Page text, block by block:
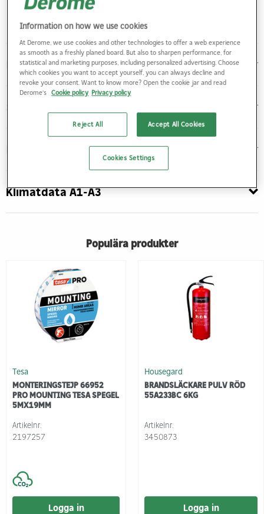
Du behöver vara inloggad för att kunna handla
Produktbeskrivning
Specifikationer
Klimatdata A1-A3
Populära produkter
Tesa
MONTERINGSTEJP 66952
PRO MOUNTING TESA SPEGEL
5MX19MM
Artikelnr.
2197257
Logga in
Housegard
BRANDSLÄCKARE PULV RÖD
55A233BC 6KG
Artikelnr.
3450873
Logga in
Information on how we use cookies
At Derome, we use cookies and other technologies to offer a web experience
as smooth as a freshly planed board. But also to sharpen performance, for
statistical and marketing purposes, including personalized advertising. Choose
which cookies you want to accept yourself, you can always decline and
revoke your consent. Want to know more? Open the cookie jar and read
Derome's Cookie policy Privacy policy
Reject All Accept All Cookies
Cookies Settings